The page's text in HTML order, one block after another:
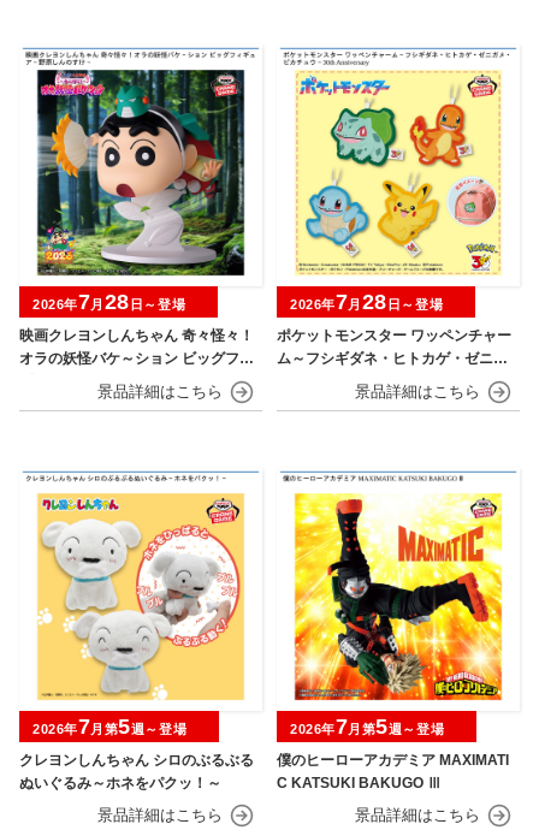
映画クレヨンしんちゃん 奇々怪々！
オラの妖怪バケ～ション ビッグフィ
ギュア～野原しんのすけ～
2026年7月 28 日～登場
ポケットモンスター ワッペンチャー
ム～フシギダネ・ヒトカゲ・ゼニガ
メ・ピカチュウ～30th Anniversary
2026年7月 28 日～登場
クレヨンしんちゃん シロのぶるぶる
ぬいぐるみ～ホネをパクッ！～
2026年7月第5週～登場
僕のヒーローアカデミア MAXIMATI
C KATSUKI BAKUGO Ⅲ
2026年7月第5週～登場